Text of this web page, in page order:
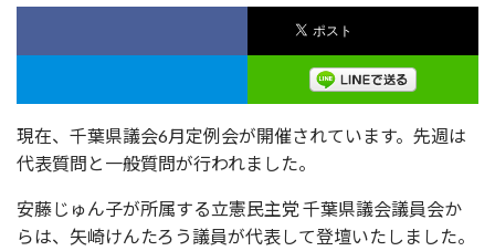
現在、千葉県議会6月定例会が開催されています。先週は
代表質問と一般質問が行われました。
安藤じゅん子が所属する立憲民主党 千葉県議会議員会か
らは、矢崎けんたろう議員が代表して登壇いたしました。